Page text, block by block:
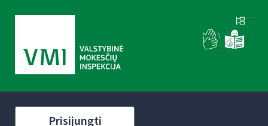
Prisijungti